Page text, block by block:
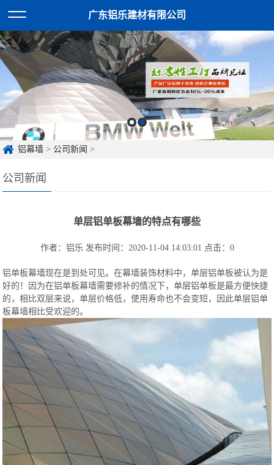
广东铝乐建材有限公司
铝幕墙 > 公司新闻 >
公司新闻
单层铝单板幕墙的特点有哪些
作者：铝乐 发布时间：2020-11-04 14:03:01 点击： 0
铝单板幕墙现在是到处可见。在幕墙装饰材料中，单层铝单板被认为是
好的！因为在铝单板幕墙需要修补的情况下，单层铝单板是最方便快捷
的，相比双层来说，单层价格低，使用寿命也不会变短，因此单层铝单
板幕墙相比受欢迎的。